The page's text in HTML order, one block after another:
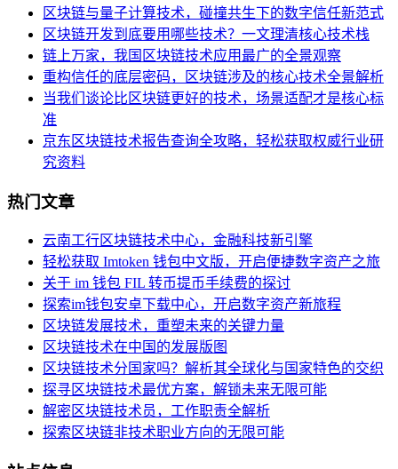
区块链与量子计算技术，碰撞共生下的数字信任新范式
区块链开发到底要用哪些技术？一文理清核心技术栈
链上万家，我国区块链技术应用最广的全景观察
重构信任的底层密码，区块链涉及的核心技术全景解析
当我们谈论比区块链更好的技术，场景适配才是核心标
准
京东区块链技术报告查询全攻略，轻松获取权威行业研
究资料
热门文章
云南工行区块链技术中心，金融科技新引擎
轻松获取 Imtoken 钱包中文版，开启便捷数字资产之旅
关于 im 钱包 FIL 转币提币手续费的探讨
探索im钱包安卓下载中心，开启数字资产新旅程
区块链发展技术，重塑未来的关键力量
区块链技术在中国的发展版图
区块链技术分国家吗？解析其全球化与国家特色的交织
探寻区块链技术最优方案，解锁未来无限可能
解密区块链技术员，工作职责全解析
探索区块链非技术职业方向的无限可能